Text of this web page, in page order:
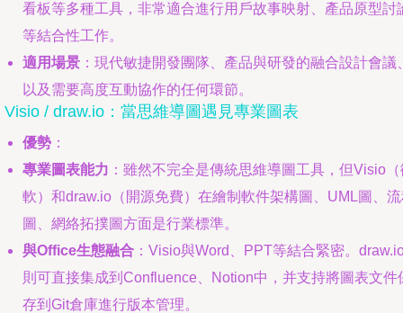
看板等多種工具，非常適合進行用戶故事映射、產品原型討
等結合性工作。
適用場景 ：現代敏捷開發團隊、產品與研發的融合設計會議
以及需要高度互動協作的任何環節。
Visio / draw.io：當思維導圖遇見專業圖表
優勢 ：
專業圖表能力 ：雖然不完全是傳統思維導圖工具，但Visio
軟）和draw.io（開源免費）在繪制軟件架構圖、UML圖、
圖、網絡拓撲圖方面是行業標準。
與Office生態融合 ：Visio與Word、PPT等結合緊密。
則可直接集成到Confluence、Notion中，并支持將圖表文件
存到Git倉庫進行版本管理。